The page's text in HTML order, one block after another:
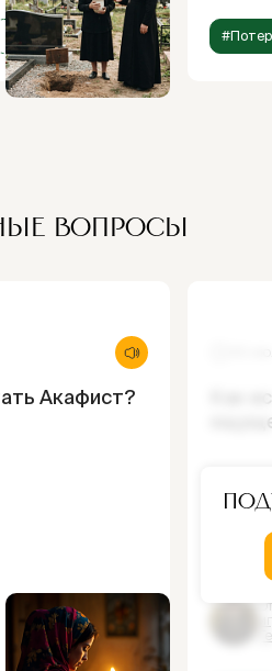
+1
ВОПРОСЫ
Акафист?
Как